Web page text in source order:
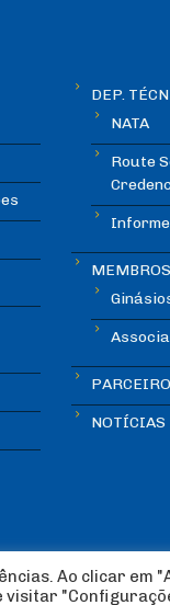
DEP.
NATA
Route
MEMBROS
NOTÍCIAS
Ao clicar em
visitar